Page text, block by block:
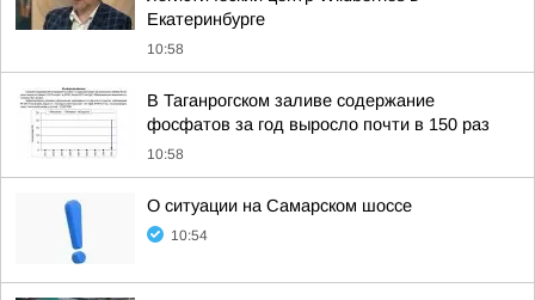
Екатеринбурге
10:58
В Таганрогском заливе содержание
фосфатов за год выросло почти в 150 раз
10:58
О ситуации на Самарском шоссе
10:54